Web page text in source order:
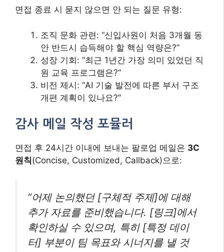
면접 종료 시 묻지 않으면 안 되는 질문 유형:
조직 문화 관련: “신입사원이 처음 3개월 동
안 반드시 습득해야 할 핵심 역량은?”
성장 기회: “최근 1년간 가장 의미 있었던 직
원 교육 프로그램은?”
비전 제시: “AI 기술 발전에 따른 부서 구조
개편 계획이 있나요?”
감사 메일 작성 포뮬러
면접 후 24시간 이내에 보내는 팔로업 메일은 3C
원칙(Concise, Customized, Callback)으로:
“어제 논의했던 [구체적 주제]에 대해
추가 자료를 준비했습니다. [링크]에서
확인하실 수 있으며, 특히 [특정 데이
터] 부분이 팀 목표와 시너지를 낼 것